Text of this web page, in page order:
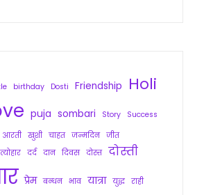
birthday Dosti Friendship
Holi
puja sombari Story
Success
आरती खुशी चाहत जन्मदिन जीत
त्योहार दर्द दान दिवस दोस्त दोस्ती
प्रेम बन्धन भाव यात्रा युद्ध राही